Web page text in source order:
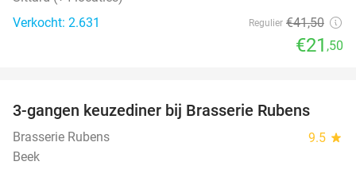
Verkocht: 2.631
Regulier €41,50
€21 ,50
42%
3-gangen keuzediner bij Brasserie Rubens
Brasserie Rubens 9.5 star
Beek